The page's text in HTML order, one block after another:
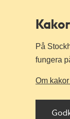
På
fungera
Om